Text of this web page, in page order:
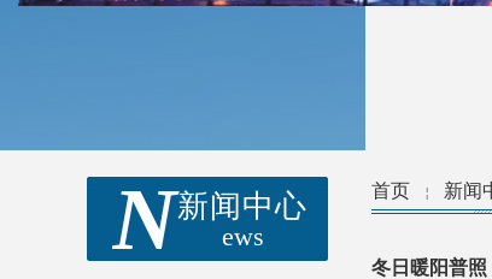
N 首页 ￤ 新闻
新闻中心
ews
冬日暖阳普